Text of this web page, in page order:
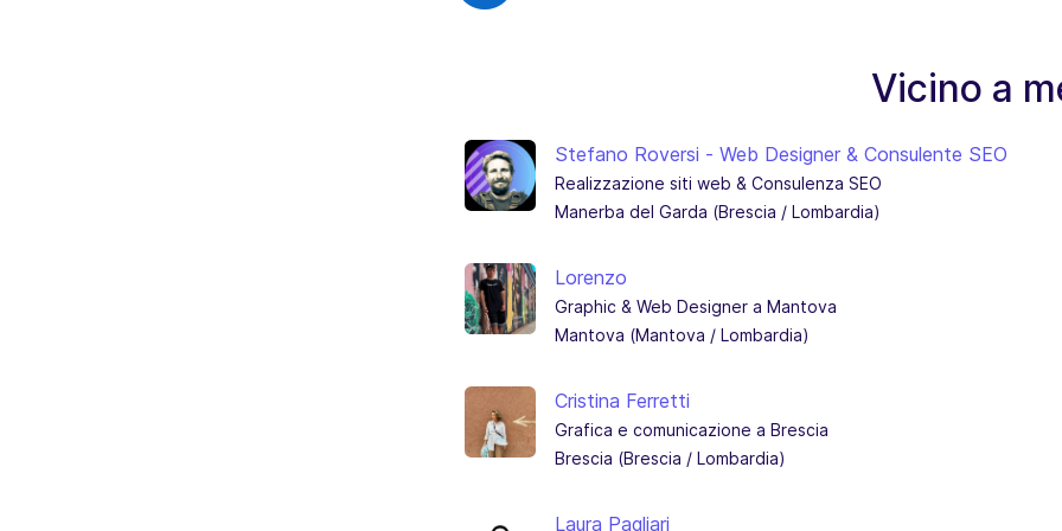
Vicino a
Stefano Roversi - Web Designer & Consulente SEO
Realizzazione siti web & Consulenza SEO
Manerba del Garda (Brescia / Lombardia)
Lorenzo
Graphic & Web Designer a Mantova
Mantova (Mantova / Lombardia)
Cristina Ferretti
Grafica e comunicazione a Brescia
Brescia (Brescia / Lombardia)
Laura Pagliari